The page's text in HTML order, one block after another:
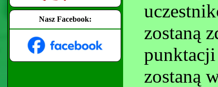
Nasz Facebook:
zostaną
zostaną